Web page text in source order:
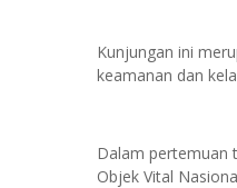
Kunjungan ini
keamanan dan
Dalam pertemuan
Objek Vital